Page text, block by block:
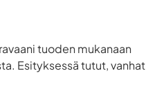
tuoden mukanaan
Esityksessä tutut, vanhat